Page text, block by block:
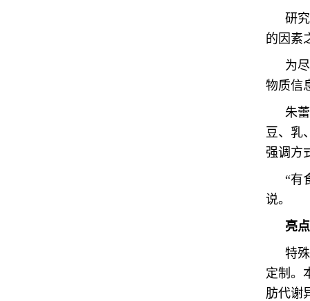
研
的因素
为
物质信
朱
豆、乳
强调方
“有
说。
亮
特
定制。
肪代谢